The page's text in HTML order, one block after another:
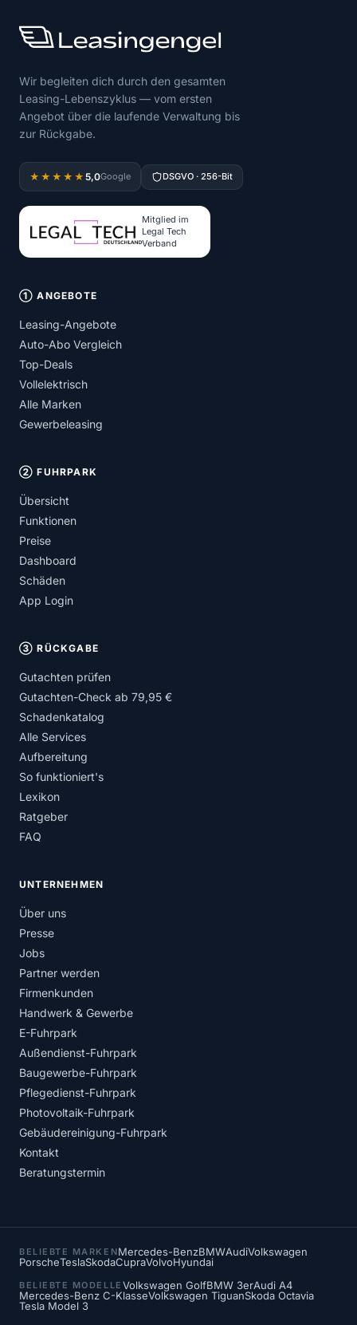
Wir begleiten dich durch den gesamten
Leasing-Lebenszyklus — vom ersten
Angebot über die laufende Verwaltung bis
zur Rückgabe.
★★★★★ 5,0Google DSGVO · 256-Bit
Mitglied im
Legal Tech
Verband
① ANGEBOTE
Leasing-Angebote
Auto-Abo Vergleich
Top-Deals
Vollelektrisch
Alle Marken
Gewerbeleasing
② FUHRPARK
Übersicht
Funktionen
Preise
Dashboard
Schäden
App Login
③ RÜCKGABE
Gutachten prüfen
Gutachten-Check ab 79,95 €
Schadenkatalog
Alle Services
Aufbereitung
So funktioniert's
Lexikon
Ratgeber
FAQ
UNTERNEHMEN
Über uns
Presse
Jobs
Partner werden
Firmenkunden
Handwerk & Gewerbe
E-Fuhrpark
Außendienst-Fuhrpark
Baugewerbe-Fuhrpark
Pflegedienst-Fuhrpark
Photovoltaik-Fuhrpark
Gebäudereinigung-Fuhrpark
Kontakt
Beratungstermin
BELIEBTE MARKENMercedes-BenzBMWAudiVolkswagen
PorscheTeslaSkodaCupraVolvoHyundai
BELIEBTE MODELLE Volkswagen GolfBMW 3erAudi A4
Mercedes-Benz C-KlasseVolkswagen TiguanSkoda Octavia
Tesla Model 3